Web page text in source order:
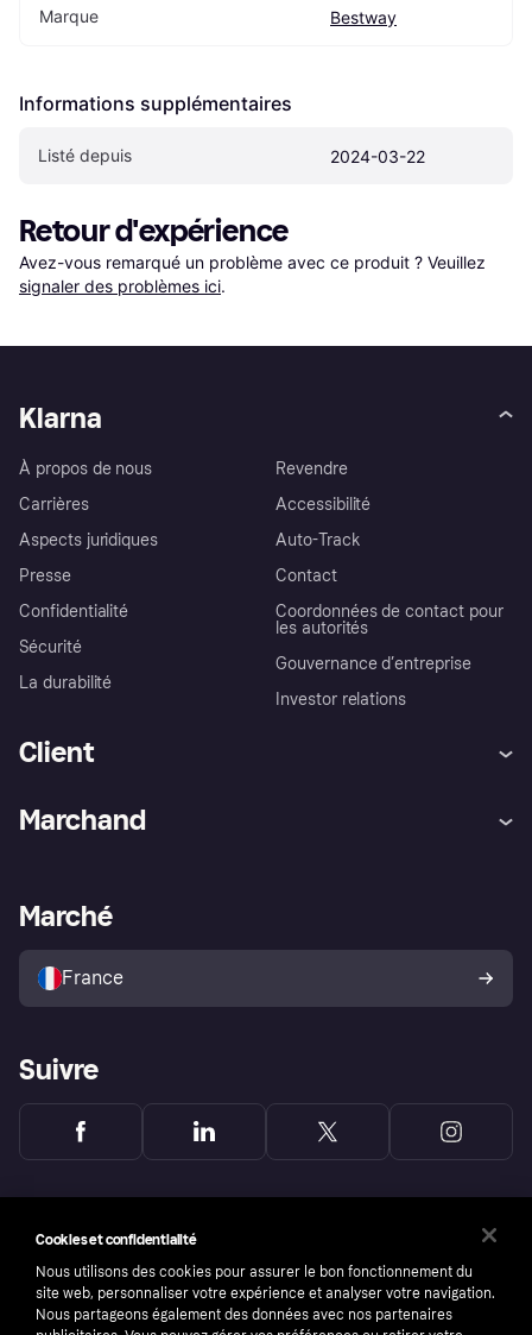
Marque Bestway
Informations supplémentaires
Listé depuis 2024-03-22
Retour d'expérience
Avez-vous remarqué un problème avec ce produit ? Veuillez
signaler des problèmes ici.
Klarna
À propos de nous
Carrières
Aspects juridiques
Presse
Confidentialité
Sécurité
La durabilité
Revendre
Accessibilité
Auto-Track
Contact
Coordonnées de contact pour
les autorités
Gouvernance d’entreprise
Investor relations
Client
Explorez les magasins
Politique de protection de
l’acheteur Klarna
Marchand
Portail Marchand
Marché
France
Suivre
Cookies et confidentialité
Nous utilisons des cookies pour assurer le bon fonctionnement du
site web, personnaliser votre expérience et analyser votre navigation.
Nous partageons également des données avec nos partenaires